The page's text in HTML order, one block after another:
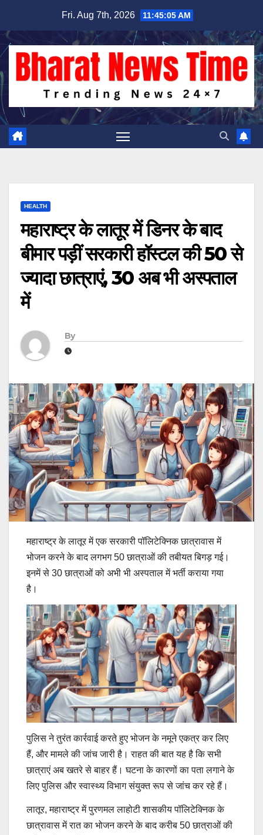
content
Fri. Aug 7th, 2026 11:45:06 AM
HEALTH
महाराष्ट्र के लातूर में डिनर के बाद
बीमार पड़ीं सरकारी हॉस्टल की 50 से
ज्यादा छात्राएं, 30 अब भी अस्पताल
में
By
महाराष्ट्र के लातूर में एक सरकारी पॉलिटेक्निक छात्रावास में
भोजन करने के बाद लगभग 50 छात्राओं की तबीयत बिगड़ गई।
इनमें से 30 छात्राओं को अभी भी अस्पताल में भर्ती कराया गया
है।
पुलिस ने तुरंत कार्रवाई करते हुए भोजन के नमूने एकत्र कर लिए
हैं, और मामले की जांच जारी है। राहत की बात यह है कि सभी
छात्राएं अब खतरे से बाहर हैं। घटना के कारणों का पता लगाने के
लिए पुलिस और स्वास्थ्य विभाग संयुक्त रूप से जांच कर रहे हैं।
लातूर, महाराष्ट्र में पुरणमल लाहोटी शासकीय पॉलिटेक्निक के
छात्रावास में रात का भोजन करने के बाद करीब 50 छात्राओं की